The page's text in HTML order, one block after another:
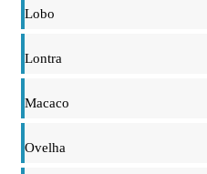
Lobo
Lontra
Macaco
Ovelha